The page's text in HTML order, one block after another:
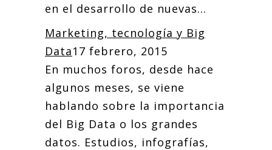
en el desarrollo de nuevas...
Marketing, tecnología y Big
Data17 febrero, 2015
En muchos foros, desde hace
algunos meses, se viene
hablando sobre la importancia
del Big Data o los grandes
datos. Estudios, infografías,